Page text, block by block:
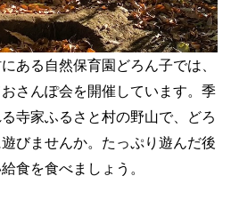
ある自然保育園どろん子では、
さんぽ会を開催しています。季
寺家ふるさと村の野山で、どろ
びませんか。たっぷり遊んだ後
食を食べましょう。